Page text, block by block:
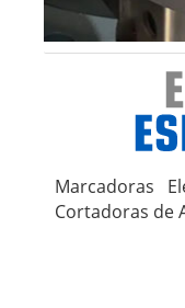
Marcadoras
Cortadoras de